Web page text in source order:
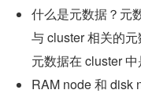
什么是元数据？元
与 cluster 相关的
元数据在 cluster
RAM node 和 disk